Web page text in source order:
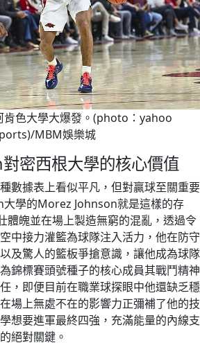
色大學大爆發。(photo：yahoo
MBM娛樂城
密西根大學的核心價值
數據表上看似平凡，但對贏球至關重要
學的Morez Johnson就是這樣的存
體魄並在場上製造無窮的混亂，透過令
中接力灌籃為球隊注入活力，他在防守
及驚人的籃板爭搶意識，讓他成為球隊
錦標賽頭號種子的核心成員其戰鬥精神
，即便目前在職業球探眼中他還缺乏穩
場上無處不在的影響力正彌補了他的技
想要進軍最終四強，充滿能量的內線支
絕對關鍵。